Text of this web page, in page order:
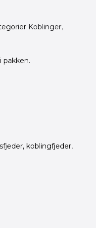
Koblinger,
pakken.
koblingfjeder,